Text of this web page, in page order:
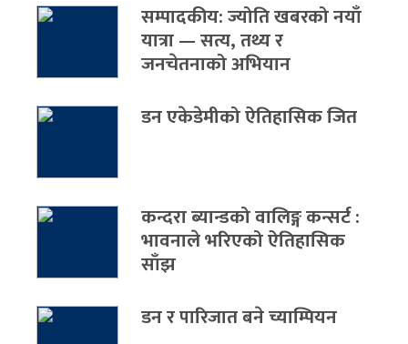
सम्पादकीय: ज्योति खबरको नयाँ
यात्रा — सत्य, तथ्य र
जनचेतनाको अभियान
डन एकेडेमीको ऐतिहासिक जित
कन्दरा ब्यान्डको वालिङ्ग कन्सर्ट :
भावनाले भरिएको ऐतिहासिक
साँझ
डन र पारिजात बने च्याम्पियन